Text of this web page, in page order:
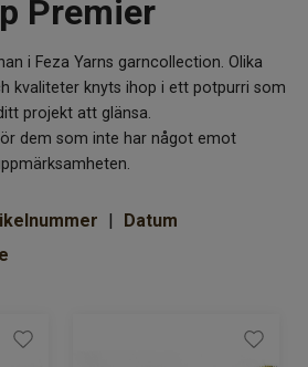
Premier
i Feza Yarns garncollection. Olika
kvaliteter knyts ihop i ett potpurri som
projekt att glänsa.
dem som inte har något emot
Datum